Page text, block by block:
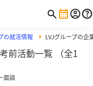
の就活情報 LVJグループの企
前活動一覧 （全1
面談